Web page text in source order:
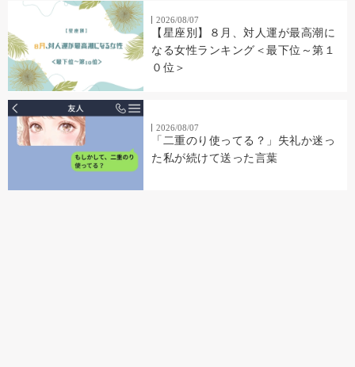
2026/08/07
【星座別】８月、対人運が最高潮に
なる女性ランキング＜最下位～第１
０位＞
2026/08/07
「二重のり使ってる？」失礼か迷っ
た私が続けて送った言葉